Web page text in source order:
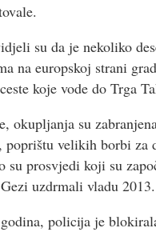
su da je nekoliko
na europskoj strani
koje vode do Trga
okupljanja su
poprištu velikih borbi za
su prosvjedi koji su
uzdrmali vladu
policija je